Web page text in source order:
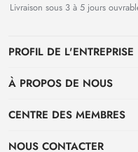
Livraison sous 3 à 5 jours
PROFIL DE L'ENTREPRISE
Fondée en 2002, BEYOND
performance. Face à
À PROPOS DE NOUS
Contact
CENTRE DES MEMBRES
centre personnel
NOUS CONTACTER